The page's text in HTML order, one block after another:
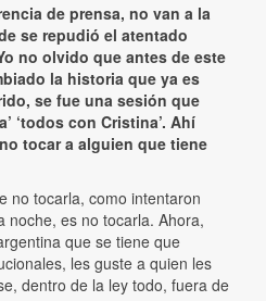
de prensa, no van a la
se repudió el atentado
no olvido que antes de este
la historia que ya es
se fue una sesión que
‘todos con Cristina’. Ahí
tocar a alguien que tiene
no tocarla, como intentaron
noche, es no tocarla. Ahora,
que se tiene que
les guste a quien les
dentro de la ley todo, fuera de